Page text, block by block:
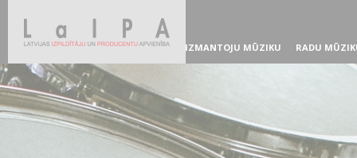
IZMANTOJU MŪZIKU RADU